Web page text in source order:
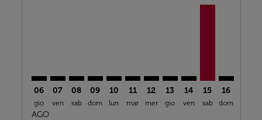
06
gio
AGO
07
ven
08
sab
09
dom
10
lun
11
mar
12
mer
13
gio
14
ven
15
sab
16
dom